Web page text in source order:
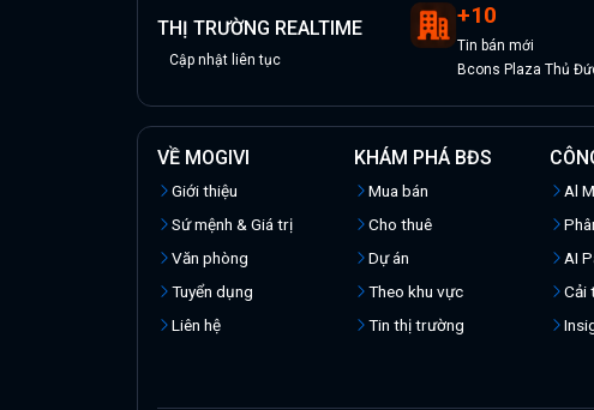
THỊ TRƯỜNG REALTIME
Cập nhật liên tục
+10
Tin bán mới
Bcons Plaza Thủ
VỀ MOGIVI
Giới thiệu
Sứ mệnh & Giá trị
Văn phòng
Tuyển dụng
Liên hệ
KHÁM PHÁ BĐS
Mua bán
Cho thuê
Dự án
Theo khu vực
Tin thị trường
Al
AI
Cải